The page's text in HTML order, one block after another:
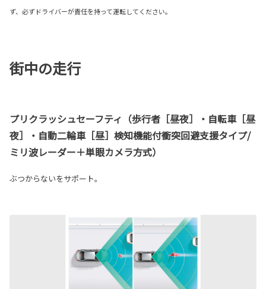
ず、必ずドライバーが責任を持って運転してください。
街中の走行
プリクラッシュセーフティ（歩行者［昼夜］・自転車［昼
夜］・自動二輪車［昼］検知機能付衝突回避支援タイプ/
ミリ波レーダー＋単眼カメラ方式）
ぶつからないをサポート。